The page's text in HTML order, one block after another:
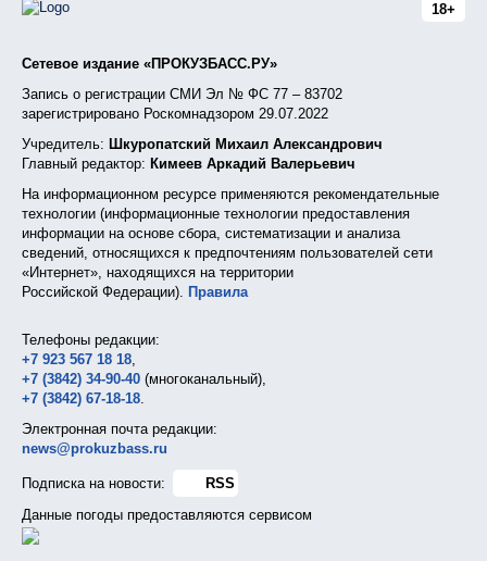
18+
Сетевое издание «ПРОКУЗБАСС.РУ»
Запись о регистрации СМИ Эл № ФС 77 – 83702
зарегистрировано Роскомнадзором 29.07.2022
Учредитель: Шкуропатский Михаил Александрович
Главный редактор: Кимеев Аркадий Валерьевич
На информационном ресурсе применяются рекомендательные
технологии (информационные технологии предоставления
информации на основе сбора, систематизации и анализа
сведений, относящихся к предпочтениям пользователей сети
«Интернет», находящихся на территории
Российской Федерации). Правила
Телефоны редакции:
+7 923 567 18 18,
+7 (3842) 34-90-40 (многоканальный),
+7 (3842) 67-18-18.
Электронная почта редакции:
news@prokuzbass.ru
Подписка на новости:
RSS
Данные погоды предоставляются сервисом